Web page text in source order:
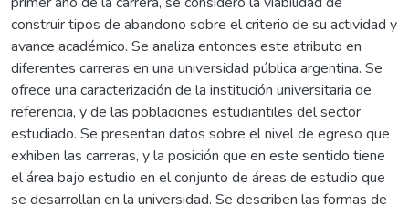
construir tipos de abandono sobre el criterio de su actividad y
avance académico. Se analiza entonces este atributo en
diferentes carreras en una universidad pública argentina. Se
ofrece una caracterización de la institución universitaria de
referencia, y de las poblaciones estudiantiles del sector
estudiado. Se presentan datos sobre el nivel de egreso que
exhiben las carreras, y la posición que en este sentido tiene
el área bajo estudio en el conjunto de áreas de estudio que
se desarrollan en la universidad. Se describen las formas de